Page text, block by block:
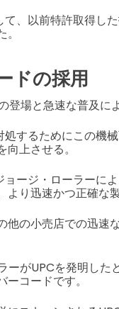
、以前特許取得し
ドの採用
登場と急速な普及に
するためにこの機
上させる。
ージ・ローラーに
り迅速かつ正確な
他の小売店での迅速
ーがUPCを発明し
コードです。